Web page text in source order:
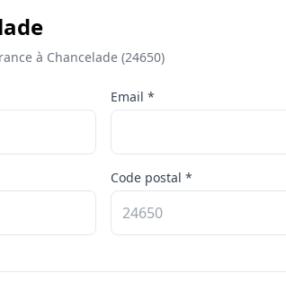
à Chancelade (24650)
Email *
Code postal *